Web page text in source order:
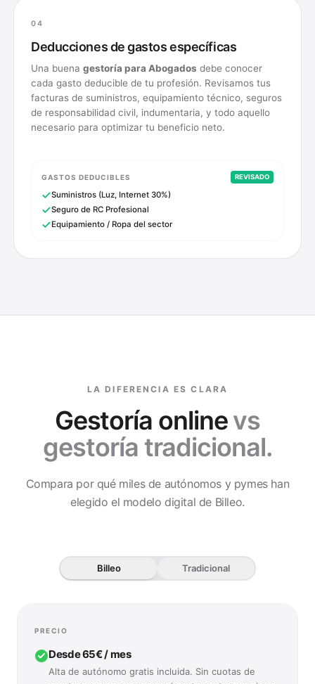
04
Deducciones de gastos específicas
Una buena gestoría para Abogados debe conocer
cada gasto deducible de tu profesión. Revisamos tus
facturas de suministros, equipamiento técnico, seguros
de responsabilidad civil, indumentaria, y todo aquello
necesario para optimizar tu beneficio neto.
GASTOS DEDUCIBLES REVISADO
Suministros (Luz, Internet 30%)
Seguro de RC Profesional
Equipamiento / Ropa del sector
LA DIFERENCIA ES CLARA
Gestoría onlinevs
gestoría tradicional.
Compara por qué miles de autónomos y pymes han
elegido el modelo digital de Billeo.
Billeo Tradicional
PRECIO
Desde 65€ / mes
Alta de autónomo gratis incluida. Sin cuotas de